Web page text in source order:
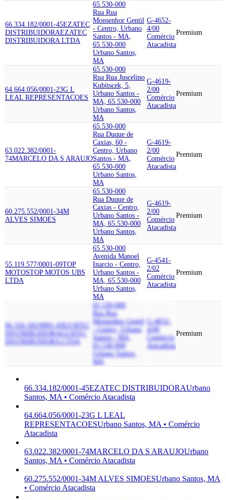
66.334.182/0001-45EZATEC
DISTRIBUIDORAEZATEC
DISTRIBUIDORA LTDA
65.530-000
Rua Rua
Monsenhor Gentil
- Centro, Urbano
Santos - MA,
65.530-000
Urbano Santos,
MA
G-4652-
4/00
Comércio
Atacadista
Premium
64.664.056/0001-23G L
LEAL REPRESENTACOES
65.530-000
Rua Rua Juscelino
Kubitscek, 5,
Urbano Santos -
MA, 65.530-000
Urbano Santos,
MA
G-4619-
2/00
Comércio
Atacadista
Premium
63.022.382/0001-
74MARCELO DA S ARAUJO
65.530-000
Rua Duque de
Caxias, 60 -
Centro, Urbano
Santos - MA,
65.530-000
Urbano Santos,
MA
G-4619-
2/00
Comércio
Atacadista
Premium
60.275.552/0001-34M
ALVES SIMOES
65.530-000
Rua Duque de
Caxias - Centro,
Urbano Santos -
MA, 65.530-000
Urbano Santos,
MA
G-4619-
2/00
Comércio
Atacadista
Premium
55.119.577/0001-09TOP
MOTOSTOP MOTOS UBS
LTDA
65.530-000
Avenida Manoel
Inarcio - Centro,
Urbano Santos -
MA, 65.530-000
Urbano Santos,
MA
G-4541-
2/02
Comércio
Atacadista
Premium
66.334.182/0001-45EZATEC
DISTRIBUIDORAEZATEC
DISTRIBUIDORA LTDA
65.530-000
Rua Rua
Monsenhor Gentil
- Centro, Urbano
Santos - MA,
65.530-000
Urbano Santos,
MA
G-4652-
4/00
Comércio
Atacadista
Premium
66.334.182/0001-45EZATEC DISTRIBUIDORAUrbano
Santos, MA • Comércio Atacadista
64.664.056/0001-23G L LEAL
REPRESENTACOESUrbano Santos, MA • Comércio
Atacadista
63.022.382/0001-74MARCELO DA S ARAUJOUrbano
Santos, MA • Comércio Atacadista
60.275.552/0001-34M ALVES SIMOESUrbano Santos, MA
• Comércio Atacadista